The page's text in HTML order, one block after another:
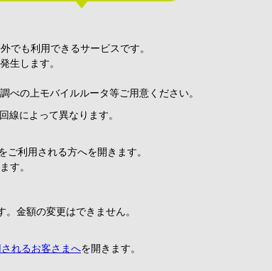
でも利用できるサービスです。
生します。
の上モバイルルータ等ご用意ください。
線によって異なります。
ご利用される方へを開きます。
す。
金額の変更はできません。
れるお客さまへを開きます。